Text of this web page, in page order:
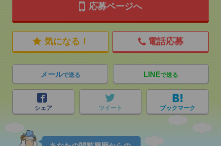
応募ページへ
気になる！ 電話応募
メールで送る LINEで送る
シェア ツイート ブックマーク